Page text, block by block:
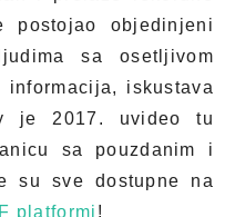
objedinjeni
sa osetljivom
informacija, iskustava
je 2017. uvideo tu
sa pouzdanim i
su sve dostupne na
platformi !